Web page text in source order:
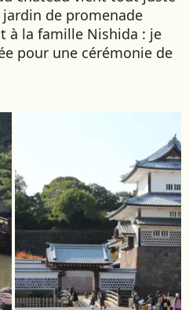
jardin de promenade
à la famille Nishida : je
pour une cérémonie de